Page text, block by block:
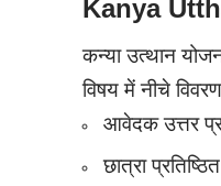
Kanya
कन्या उत्थान
विषय में नीचे
आवेदक उत्तर
छात्रा